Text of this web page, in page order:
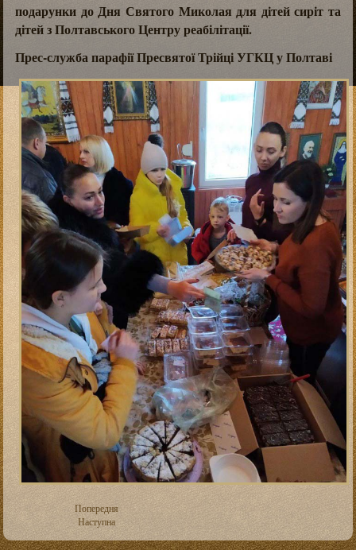
подарунки до Дня Святого Миколая для дітей сиріт та
дітей з Полтавського Центру реабілітації.
Прес-служба парафії Пресвятої Трійці УГКЦ у Полтаві
Попередня
Наступна